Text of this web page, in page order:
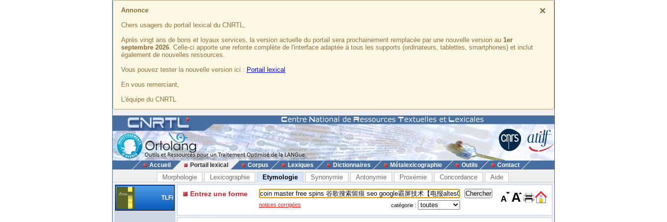
×
Annonce
Chers usagers du portail lexical du CNRTL,
Après vingt ans de bons et loyaux services, la version actuelle du portail sera prochainement remplacée par une nouvelle version au 1er
septembre 2026. Celle-ci apporte une refonte complète de l'interface adaptée à tous les supports (ordinateurs, tablettes, smartphones) et inclut
également de nouvelles ressources.
Vous pouvez tester la nouvelle version ici : Portail lexical
En vous remerciant,
L'équipe du CNRTL
Accueil Portail lexical Corpus Lexiques Dictionnaires Métalexicographie Outils Contact
Morphologie Lexicographie Etymologie Synonymie Antonymie Proxémie Concordance Aide
TLFi Entrez une forme
notices corrigées catégorie :